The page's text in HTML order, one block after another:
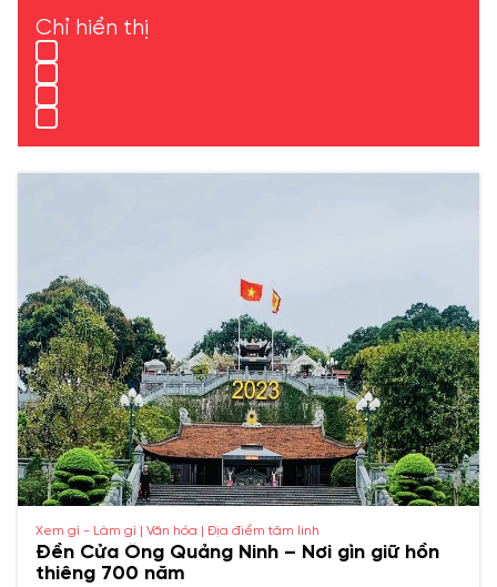
Chỉ hiển thị
Xem gì - Làm gì | Văn hóa | Địa điểm tâm linh
Đền Cửa Ông Quảng Ninh – Nơi gìn giữ hồn
thiêng 700 năm